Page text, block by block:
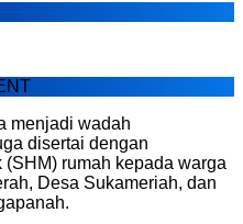
menjadi wadah
disertai dengan
rumah kepada warga
Desa Sukameriah, dan